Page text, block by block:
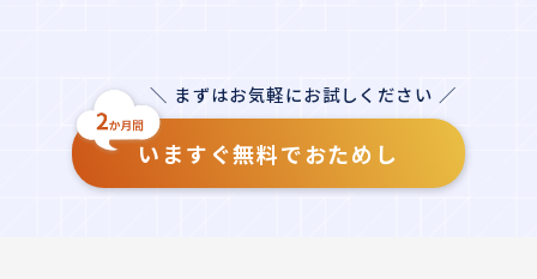
＼ まずはお気軽にお試しください ／
いますぐ無料でおためし